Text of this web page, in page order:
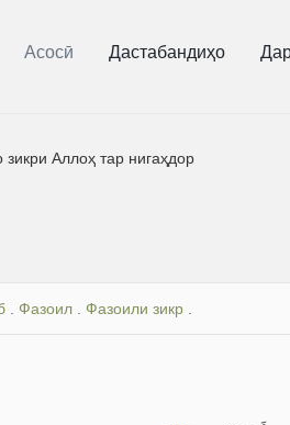
Асосӣ Дастабандиҳо
Аллоҳ тар нигаҳдор
. Фазоил . Фазоили зикр .